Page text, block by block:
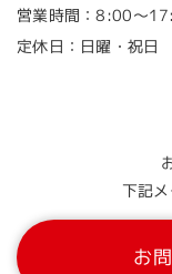
営業時間：8:00～
定休日：日曜・祝日
下記
お